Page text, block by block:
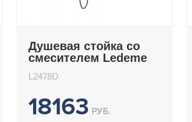
Душевая стойка со
смесителем Ledeme
L2478D
18163 РУБ.